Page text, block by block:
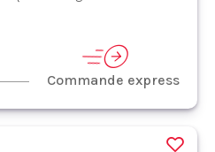
Commande express